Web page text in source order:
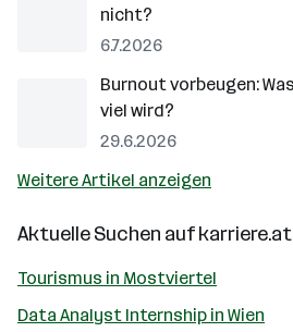
nicht?
6.7.2026
Burnout vorbeugen:
viel wird?
29.6.2026
Weitere Artikel anzeigen
Aktuelle Suchen aufkarriere.at
Tourismus in Mostviertel
Data Analyst Internship in Wien